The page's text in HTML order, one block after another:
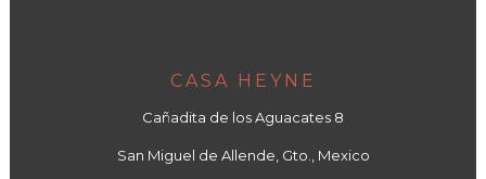
CASA HEYNE
Cañadita de los Aguacates 8
San Miguel de Allende, Gto., Mexico